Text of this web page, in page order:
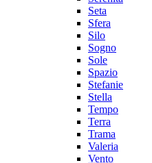
Seta
Sfera
Silo
Sogno
Sole
Spazio
Stefanie
Stella
Tempo
Terra
Trama
Valeria
Vento